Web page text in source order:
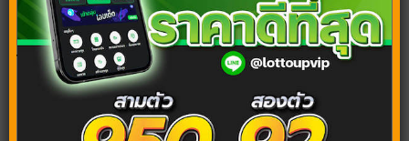
Tags:
ฝันเห็นน้ำท่วม
ฝันเห็นน้ำท่วม เลขเด็ด